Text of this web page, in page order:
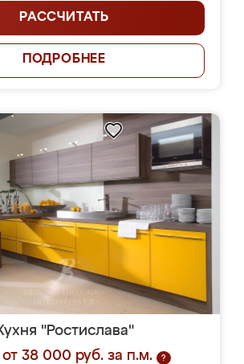
РАССЧИТАТЬ
ПОДРОБНЕЕ
"Ростислава"
38 000 руб. за п.м.
?